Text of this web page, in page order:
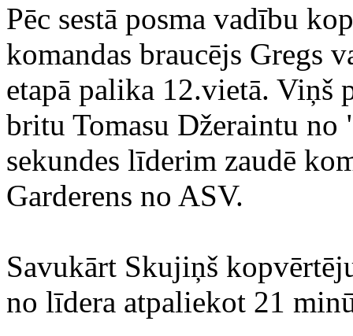
Pēc sestā posma vadību
komandas braucējs Gregs
etapā palika 12.vietā. Viņš
britu Tomasu Džeraintu no
sekundes līderim zaudē
Garderens no ASV.
Savukārt Skujiņš
no līdera atpaliekot 21